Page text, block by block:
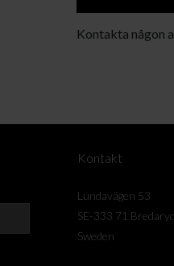
Kontakta någon
Kontakt
Lundavägen 53
SE-333 71 Bredaryd
Sweden